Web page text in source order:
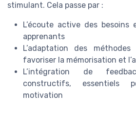
stimulant. Cela passe par :
L’écoute active des
apprenants
L’adaptation des
favoriser la mémorisation et
L’intégration de
constructifs, essentiels
motivation